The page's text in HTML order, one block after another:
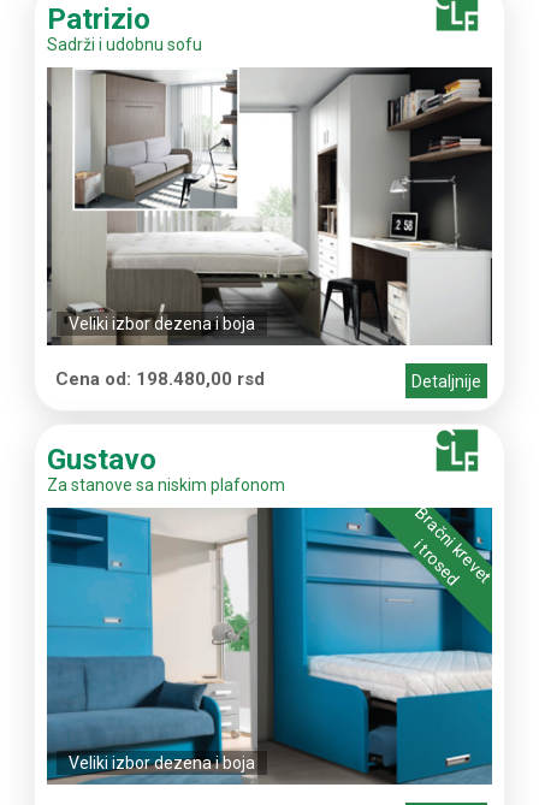
Patrizio
Sadrži i udobnu sofu
Veliki izbor dezena i boja
Detaljnije
Cena od: 198.480,00 rsd
Gustavo
Za stanove sa niskim plafonom
Veliki izbor dezena i boja
Bračni krevet
i trosed